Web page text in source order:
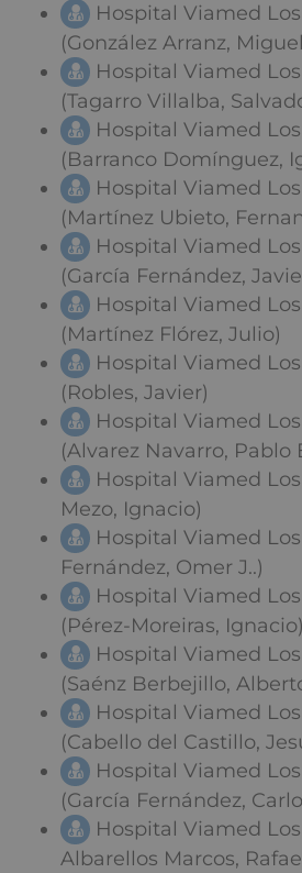
Hospital Viamed
(González Arranz,
Hospital Viamed
(Tagarro Villalba,
Hospital Viamed
(Barranco Domínguez,
Hospital Viamed
(Martínez Ubieto,
Hospital Viamed
(García Fernández,
Hospital Viamed
(Martínez Flórez, Julio)
Hospital Viamed
(Robles, Javier)
Hospital Viamed
(Alvarez Navarro, Pablo
Hospital Viamed
Mezo, Ignacio)
Hospital Viamed
Fernández, Omer J..)
Hospital Viamed
(Pérez-Moreiras, Ignacio)
Hospital Viamed
(Saénz Berbejillo,
Hospital Viamed
(Cabello del Castillo,
Hospital Viamed
(García Fernández,
Hospital Viamed
Albarellos Marcos,